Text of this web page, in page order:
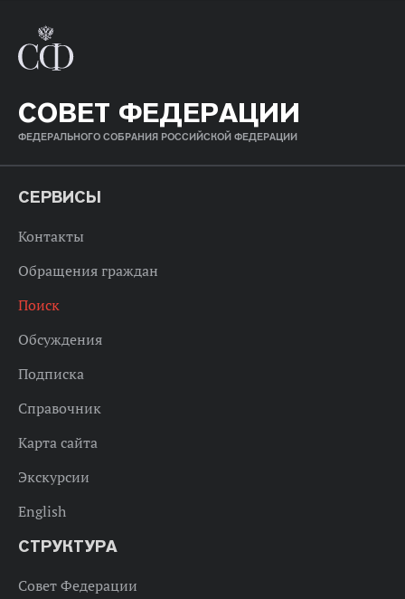
СОВЕТ ФЕДЕРАЦИИ
ФЕДЕРАЛЬНОГО СОБРАНИЯ РОССИЙСКОЙ ФЕДЕРАЦИИ
СЕРВИСЫ
Контакты
Обращения граждан
Поиск
Обсуждения
Подписка
Справочник
Карта сайта
Экскурсии
English
СТРУКТУРА
Совет Федерации